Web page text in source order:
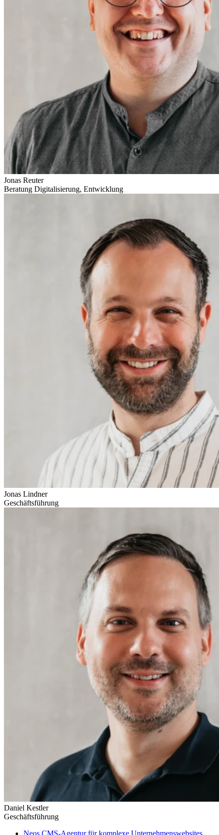
Jonas Reuter
Beratung Digitalisierung, Entwicklung
Jonas Lindner
Geschäftsführung
Daniel Kestler
Geschäftsführung
Neos CMS-Agentur für komplexe Unternehmenswebsites